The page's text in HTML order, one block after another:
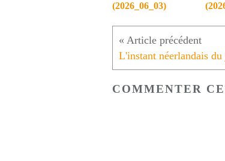
(2026_06_03)
COMMENTER